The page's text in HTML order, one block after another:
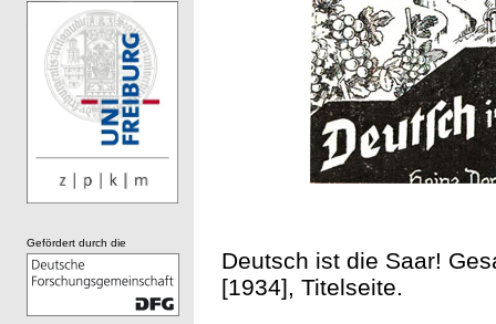
Deutsch ist die Saar!
[1934], Titelseite.
Gefördert durch die